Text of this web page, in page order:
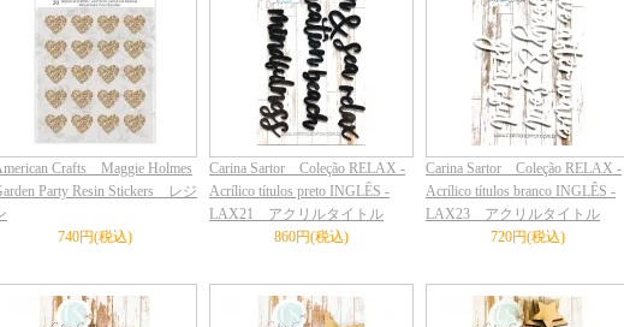
Crafts Maggie Holmes
Party Resin Stickers レジ
740円(税込)
Carina Sartor Coleção RELAX -
Acrílico títulos preto INGLÊS -
LAX21 アクリルタイトル
860円(税込)
Carina Sartor Coleção RELAX -
Acrílico títulos branco INGLÊS -
LAX23 アクリルタイトル
720円(税込)